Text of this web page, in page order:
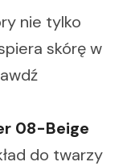
nie tylko
skórę w
08-Beige
do twarzy